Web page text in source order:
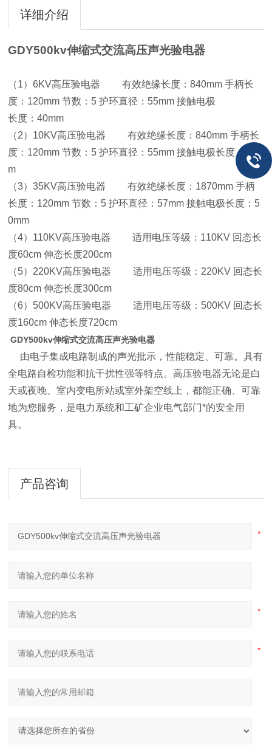
详细介绍
GDY500kv伸缩式交流高压声光验电器
（1）6KV高压验电器 有效绝缘长度：840mm 手柄长
度：120mm 节数：5 护环直径：55mm 接触电极
长度：40mm
（2）10KV高压验电器 有效绝缘长度：840mm 手柄长
度：120mm 节数：5 护环直径：55mm 接触电极长度：40m
m
（3）35KV高压验电器 有效绝缘长度：1870mm 手柄
长度：120mm 节数：5 护环直径：57mm 接触电极长度：5
0mm
（4）110KV高压验电器 适用电压等级：110KV 回态长
度60cm 伸态长度200cm
（5）220KV高压验电器 适用电压等级：220KV 回态长
度80cm 伸态长度300cm
（6）500KV高压验电器 适用电压等级：500KV 回态长
度160cm 伸态长度720cm
GDY500kv伸缩式交流高压声光验电器
由电子集成电路制成的声光批示，性能稳定、可靠。具有
全电路自检功能和抗干扰性强等特点。高压验电器无论是白
天或夜晚、室内变电所站或室外架空线上，都能正确、可靠
地为您服务，是电力系统和工矿企业电气部门*的安全用
具。
产品咨询